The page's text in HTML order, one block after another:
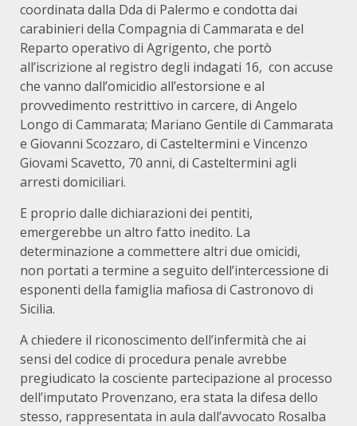
coordinata dalla Dda di Palermo e condotta dai
carabinieri della Compagnia di Cammarata e del
Reparto operativo di Agrigento, che portò
all’iscrizione al registro degli indagati 16, con accuse
che vanno dall’omicidio all’estorsione e al
provvedimento restrittivo in carcere, di Angelo
Longo di Cammarata; Mariano Gentile di Cammarata
e Giovanni Scozzaro, di Casteltermini e Vincenzo
Giovami Scavetto, 70 anni, di Casteltermini agli
arresti domiciliari.
E proprio dalle dichiarazioni dei pentiti,
emergerebbe un altro fatto inedito. La
determinazione a commettere altri due omicidi,
non portati a termine a seguito dell’intercessione di
esponenti della famiglia mafiosa di Castronovo di
Sicilia.
A chiedere il riconoscimento dell’infermità che ai
sensi del codice di procedura penale avrebbe
pregiudicato la cosciente partecipazione al processo
dell’imputato Provenzano, era stata la difesa dello
stesso, rappresentata in aula dall’avvocato Rosalba